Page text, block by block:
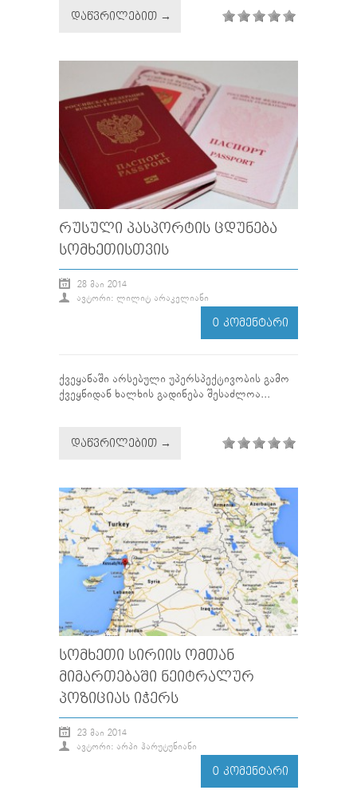
ᲓᲐᲬᲕᲠᲘᲚᲔᲑᲘᲗ →
ᲠᲣᲡᲣᲚᲘ ᲞᲐᲡᲞᲝᲠᲢᲘᲡ ᲪᲓᲣᲜᲔᲑᲐ
ᲡᲝᲛᲮᲔᲗᲘᲡᲗᲕᲘᲡ
28 ᲛᲐᲘ 2014
ᲐᲕᲢᲝᲠᲘ: ᲚᲘᲚᲘᲢ ᲐᲠᲐᲙᲔᲚᲘᲐᲜᲘ
0 ᲙᲝᲛᲔᲜᲢᲐᲠᲘ
ქვეყანაში არსებული უპერსპექტივობის გამო
ქვეყნიდან ხალხის გადინება შესაძლოა...
ᲓᲐᲬᲕᲠᲘᲚᲔᲑᲘᲗ →
ᲡᲝᲛᲮᲔᲗᲘ ᲡᲘᲠᲘᲘᲡ ᲝᲛᲗᲐᲜ
ᲛᲘᲛᲐᲠᲗᲔᲑᲐᲨᲘ ᲜᲔᲘᲢᲠᲐᲚᲣᲠ
ᲞᲝᲖᲘᲪᲘᲐᲡ ᲘᲭᲔᲠᲡ
23 ᲛᲐᲘ 2014
ᲐᲕᲢᲝᲠᲘ: ᲐᲠᲞᲘ ᲰᲐᲠᲣᲢᲣᲜᲘᲐᲜᲘ
0 ᲙᲝᲛᲔᲜᲢᲐᲠᲘ